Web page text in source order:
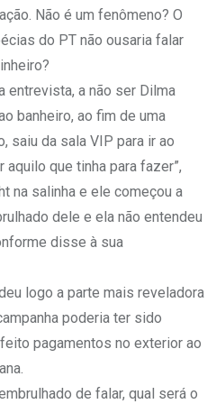
Não é um fenômeno? O
do PT não ousaria falar
entrevista, a não ser Dilma
banheiro, ao fim de uma
saiu da sala VIP para ir ao
que tinha para fazer”,
na salinha e ele começou a
dele e ela não entendeu
disse à sua
logo a parte mais reveladora
poderia ter sido
pagamentos no exterior ao
de falar, qual será o